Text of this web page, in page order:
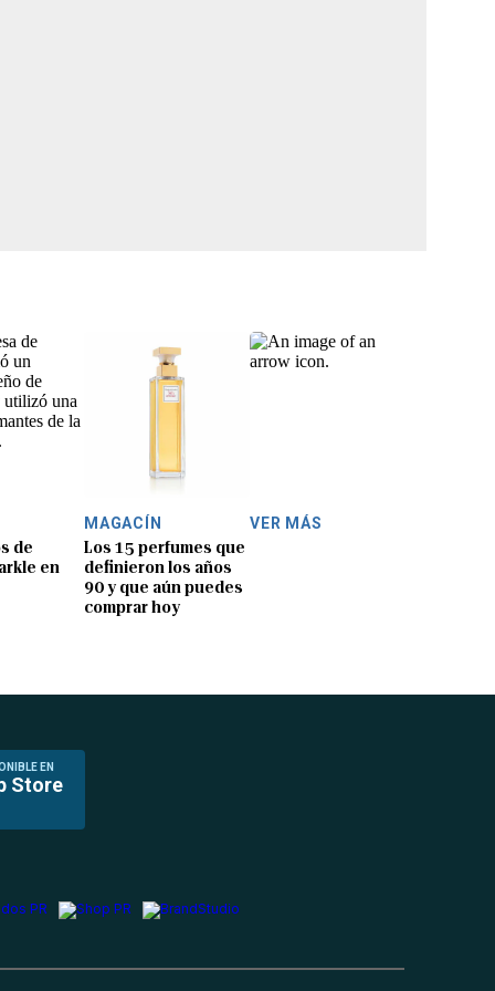
de
en
MAGACÍN
Los 15 perfumes que
definieron los años
90 y que aún puedes
comprar hoy
VER MÁS
EN
Store